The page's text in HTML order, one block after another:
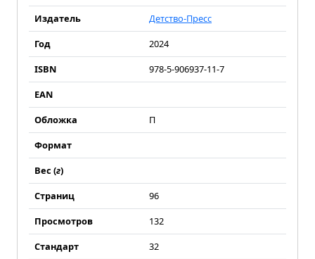
Издатель
Детство-Пресс
Год
2024
ISBN
978-5-906937-11-7
EAN
Обложка
П
Формат
Вес (г)
Страниц
96
Просмотров
132
Стандарт
32